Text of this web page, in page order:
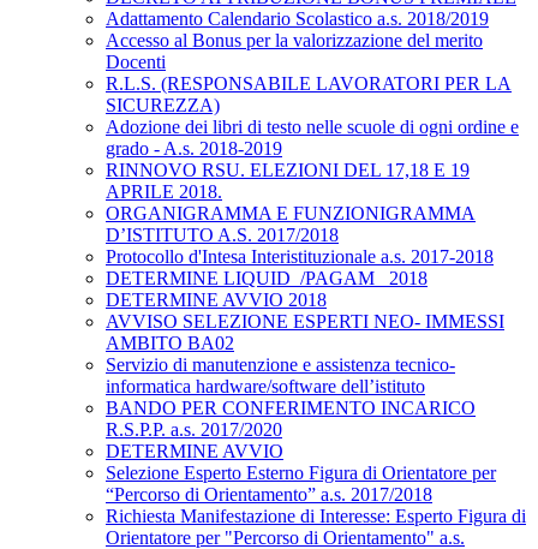
Adattamento Calendario Scolastico a.s. 2018/2019
Accesso al Bonus per la valorizzazione del merito
Docenti
R.L.S. (RESPONSABILE LAVORATORI PER LA
SICUREZZA)
Adozione dei libri di testo nelle scuole di ogni ordine e
grado - A.s. 2018-2019
RINNOVO RSU. ELEZIONI DEL 17,18 E 19
APRILE 2018.
ORGANIGRAMMA E FUNZIONIGRAMMA
D’ISTITUTO A.S. 2017/2018
Protocollo d'Intesa Interistituzionale a.s. 2017-2018
DETERMINE LIQUID_/PAGAM_ 2018
DETERMINE AVVIO 2018
AVVISO SELEZIONE ESPERTI NEO- IMMESSI
AMBITO BA02
Servizio di manutenzione e assistenza tecnico-
informatica hardware/software dell’istituto
BANDO PER CONFERIMENTO INCARICO
R.S.P.P. a.s. 2017/2020
DETERMINE AVVIO
Selezione Esperto Esterno Figura di Orientatore per
“Percorso di Orientamento” a.s. 2017/2018
Richiesta Manifestazione di Interesse: Esperto Figura di
Orientatore per "Percorso di Orientamento" a.s.